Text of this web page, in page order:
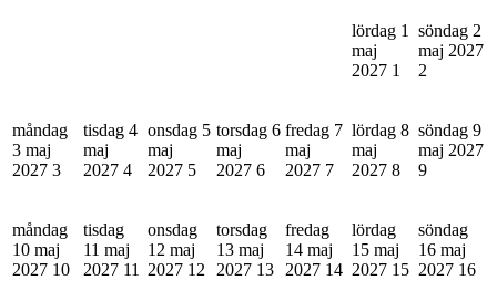
lördag 1
maj
2027 1
söndag 2
maj 2027
2
måndag
3 maj
2027 3
tisdag 4
maj
2027 4
onsdag 5
maj
2027 5
torsdag 6
maj
2027 6
fredag 7
maj
2027 7
lördag 8
maj
2027 8
söndag 9
maj 2027
9
måndag
10 maj
2027 10
tisdag
11 maj
2027 11
onsdag
12 maj
2027 12
torsdag
13 maj
2027 13
fredag
14 maj
2027 14
lördag
15 maj
2027 15
söndag
16 maj
2027 16